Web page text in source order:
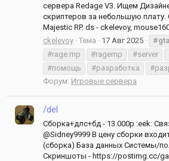
сервера Redage V3. Ищем
скриптеров за небольшую
Majestic RP. ds - ckelevoy,
ckelevoy Тема 17 Авг 2025
#rage:mp
#ragemp #server
#помощь
#разработка
Форум: Игровые сервера
/del
Сборка+длс+бд - 13.000р :eek:
@Sidney9999 В цену сборки
(сборка) База данных Системы/
Скриншоты - https://postimg.cc/